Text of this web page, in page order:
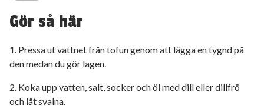
Gör så här
1. Pressa ut vattnet från tofun genom att lägga en tygnd på
den medan du gör lagen.
2. Koka upp vatten, salt, socker och öl med dill eller dillfrö
och låt svalna.